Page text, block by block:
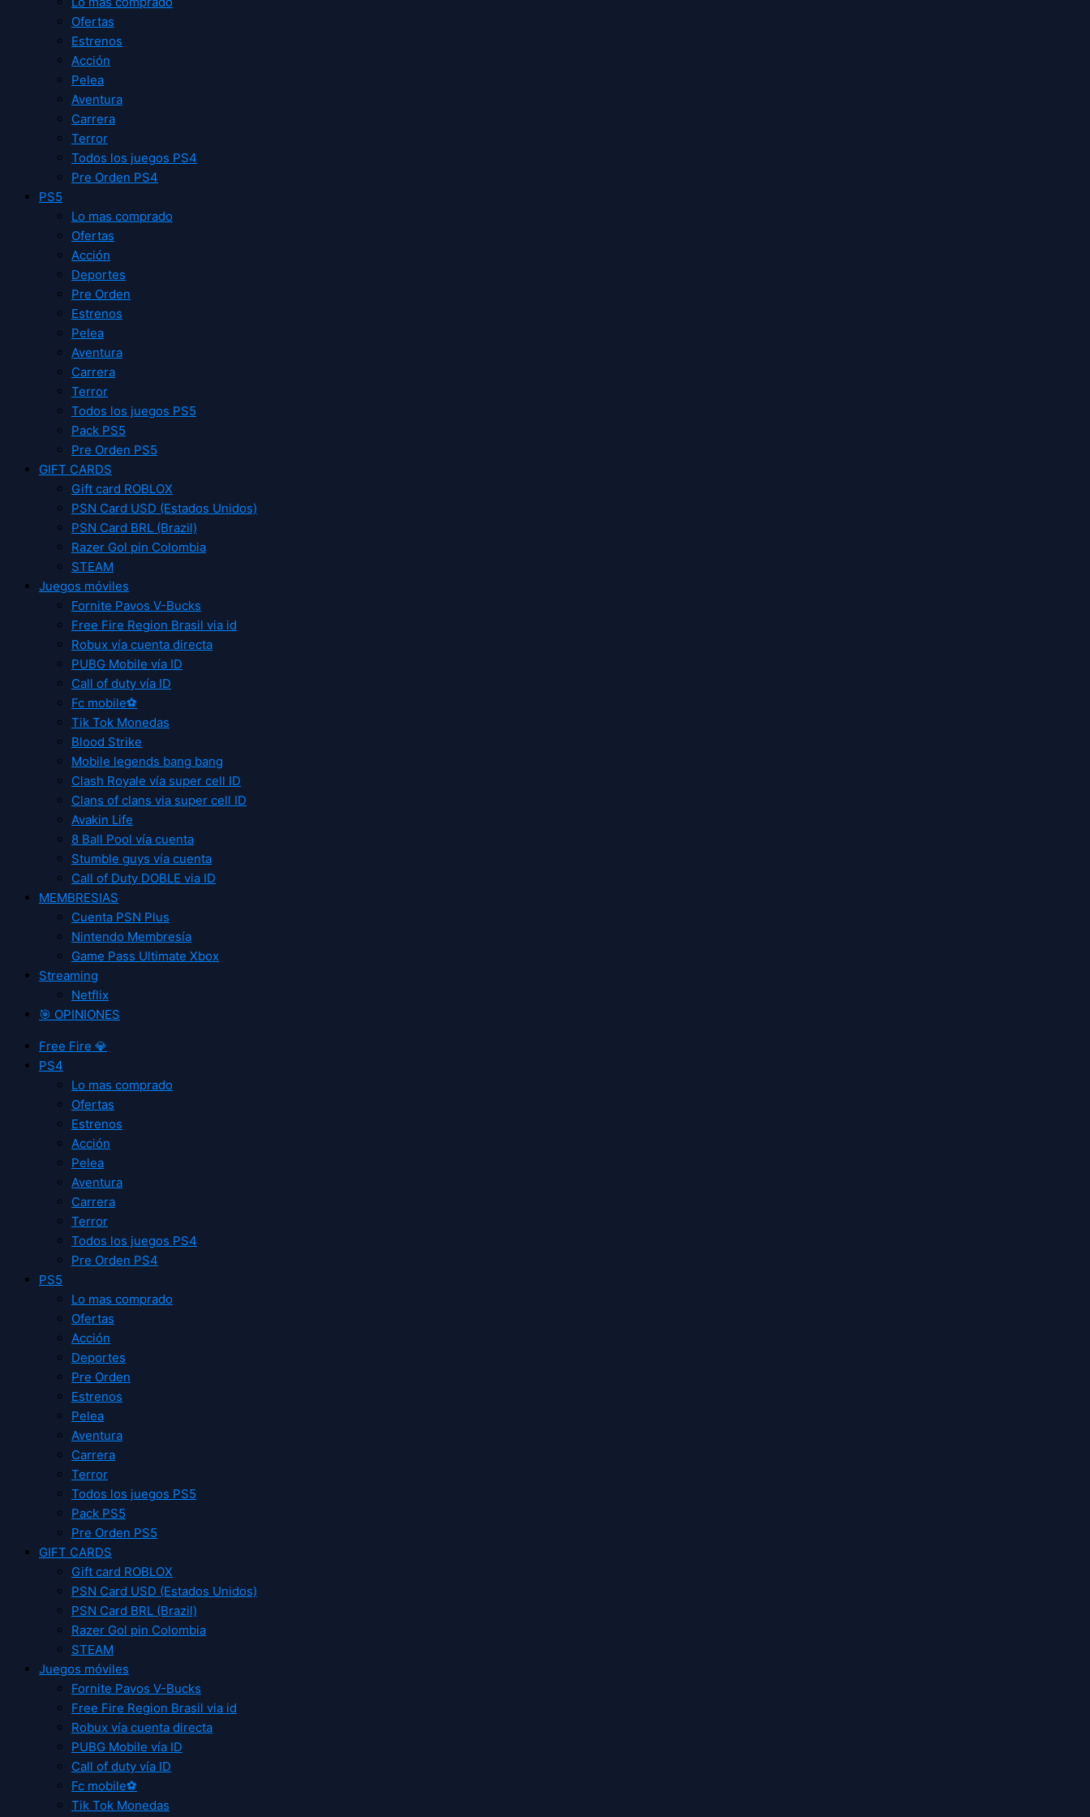
Ofertas
Estrenos
Acción
Pelea
Aventura
Carrera
Terror
Todos los juegos PS4
Pre Orden PS4
PS5
Lo mas comprado
Ofertas
Acción
Deportes
Pre Orden
Estrenos
Pelea
Aventura
Carrera
Terror
Todos los juegos PS5
Pack PS5
Pre Orden PS5
GIFT CARDS
Gift card ROBLOX
PSN Card USD (Estados Unidos)
PSN Card BRL (Brazil)
Razer Gol pin Colombia
STEAM
Juegos móviles
Fornite Pavos V-Bucks
Free Fire Region Brasil via id
Robux vía cuenta directa
PUBG Mobile vía ID
Call of duty vía ID
Fc mobile⚽
Tik Tok Monedas
Blood Strike
Mobile legends bang bang
Clash Royale vía super cell ID
Clans of clans via super cell ID
Avakin Life
8 Ball Pool vía cuenta
Stumble guys vía cuenta
Call of Duty DOBLE via ID
MEMBRESIAS
Cuenta PSN Plus
Nintendo Membresía
Game Pass Ultimate Xbox
Streaming
Netflix
🎯 OPINIONES
Free Fire 💎
PS4
Lo mas comprado
Ofertas
Estrenos
Acción
Pelea
Aventura
Carrera
Terror
Todos los juegos PS4
Pre Orden PS4
PS5
Lo mas comprado
Ofertas
Acción
Deportes
Pre Orden
Estrenos
Pelea
Aventura
Carrera
Terror
Todos los juegos PS5
Pack PS5
Pre Orden PS5
GIFT CARDS
Gift card ROBLOX
PSN Card USD (Estados Unidos)
PSN Card BRL (Brazil)
Razer Gol pin Colombia
STEAM
Juegos móviles
Fornite Pavos V-Bucks
Free Fire Region Brasil via id
Robux vía cuenta directa
PUBG Mobile vía ID
Call of duty vía ID
Fc mobile⚽
Tik Tok Monedas